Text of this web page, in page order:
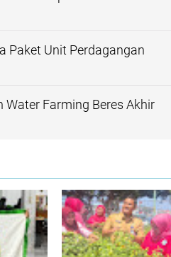
Paket Unit Perdagangan
Farming Beres Akhir